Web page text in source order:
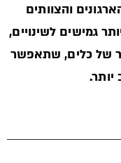
והצוותים
גמישים לשינויים,
של כלים, שתאפשר
יותר.